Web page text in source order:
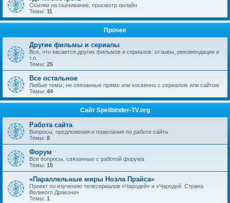
Ссылки на скачивание, просмотр онлайн
Темы: 11
Прочее
Другие фильмы и сериалы
Все, что касается других фильмов и сериалов: отзывы, рекомендации и
т.п.
Темы: 25
Все остальное
Любые темы, не связанные прямо или косвенно с сериалом или сайтом
Темы: 44
Сайт Spellbinder-TV.org
Работа сайта
Вопросы, предложения и пожелания по работе сайта
Темы: 8
Форум
Все вопросы, связанные с работой форума
Темы: 15
«Параллельные миры Ноэла Прайса»
Проект по изучению телесериалов «Чародей» и «Чародей. Страна
Великого Дракона»
Темы: 1